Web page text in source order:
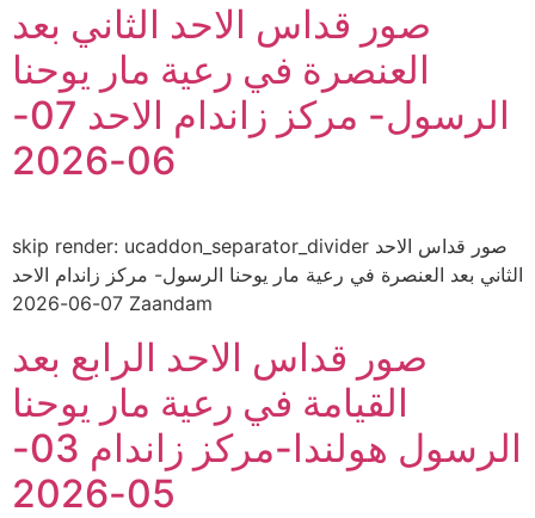
صور قداس الاحد الثاني بعد
العنصرة في رعية مار يوحنا
الرسول- مركز زاندام الاحد 07-
06-2026
skip render: ucaddon_separator_divider صور قداس الاحد
الثاني بعد العنصرة في رعية مار يوحنا الرسول- مركز زاندام الاحد
07-06-2026 Zaandam
صور قداس الاحد الرابع بعد
القيامة في رعية مار يوحنا
الرسول هولندا-مركز زاندام 03-
05-2026